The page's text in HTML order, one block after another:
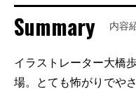
Summary 内容
イラストレーター大橋
場。とても怖がりでや